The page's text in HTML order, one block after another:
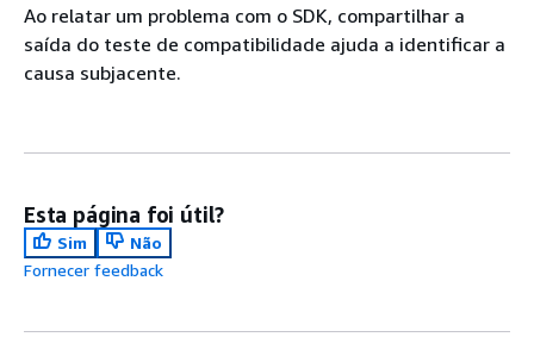
Ao relatar um problema com o SDK, compartilhar a
saída do teste de compatibilidade ajuda a identificar a
causa subjacente.
Esta página foi útil?
Sim
Não
Fornecer feedback